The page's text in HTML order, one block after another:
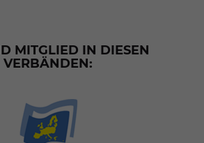
MITGLIED IN DIESEN
VERBÄNDEN: